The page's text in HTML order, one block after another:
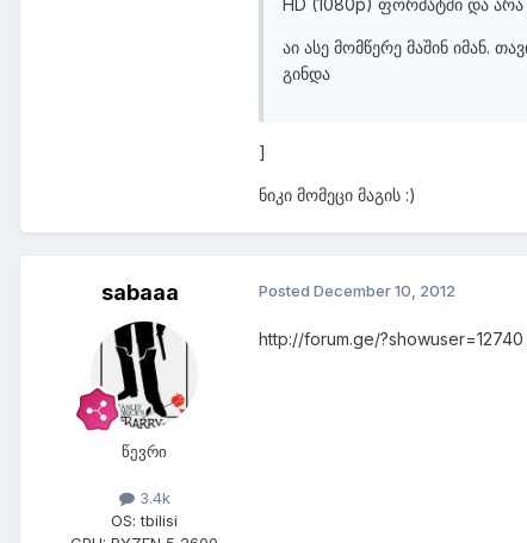
HD (1080p) ფორმატში და არა
აი ასე მომწერე მაშინ იმან.
გინდა
]
ნიკი მომეცი მაგის :)
sabaaa
წევრი
3.4k
OS:tbilisi
Posted December 10, 2012
http://forum.ge/?showuser=12740